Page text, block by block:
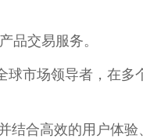
品交易服务。
市场领导者，在多
结合高效的用户体